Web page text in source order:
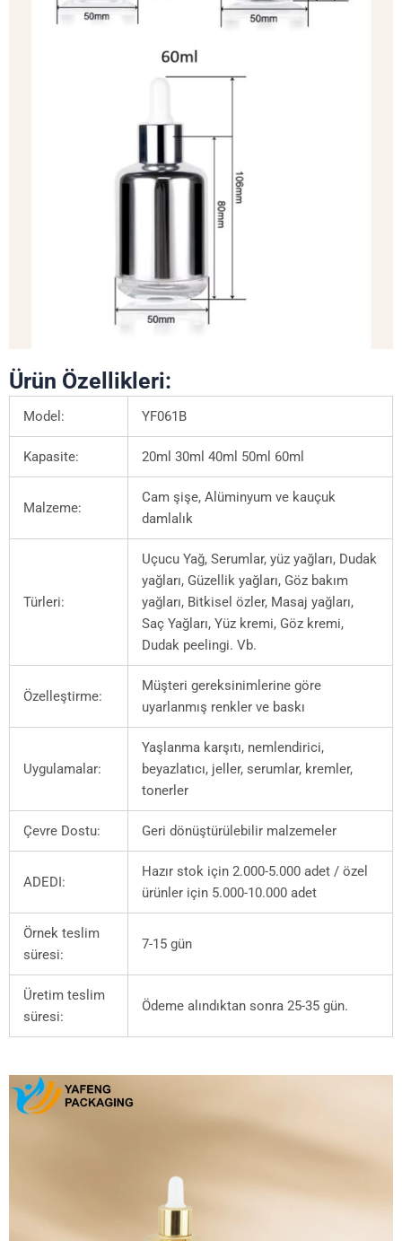
Ürün Özellikleri:
Model: YF061B
Kapasite: 20ml 30ml 40ml 50ml 60ml
Malzeme:
Cam şişe, Alüminyum ve kauçuk
damlalık
Türleri:
Uçucu Yağ, Serumlar, yüz yağları, Dudak
yağları, Güzellik yağları, Göz bakım
yağları, Bitkisel özler, Masaj yağları,
Saç Yağları, Yüz kremi, Göz kremi,
Dudak peelingi. Vb.
Özelleştirme:
Müşteri gereksinimlerine göre
uyarlanmış renkler ve baskı
Uygulamalar:
Yaşlanma karşıtı, nemlendirici,
beyazlatıcı, jeller, serumlar, kremler,
tonerler
Çevre Dostu: Geri dönüştürülebilir malzemeler
ADEDI:
Hazır stok için 2.000-5.000 adet / özel
ürünler için 5.000-10.000 adet
Örnek teslim
süresi:
7-15 gün
Üretim teslim
süresi:
Ödeme alındıktan sonra 25-35 gün.